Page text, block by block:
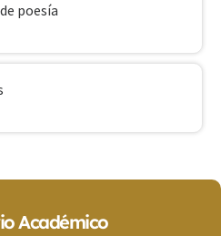
poesía
Académico